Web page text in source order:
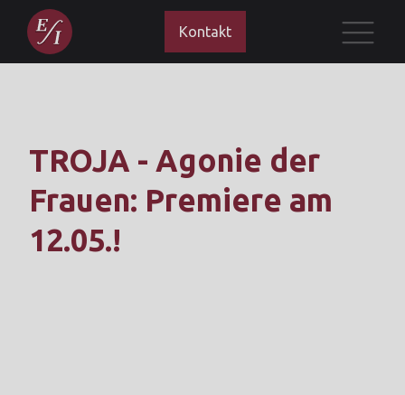
Kontakt
TROJA - Agonie der
Frauen: Premiere am
12.05.!